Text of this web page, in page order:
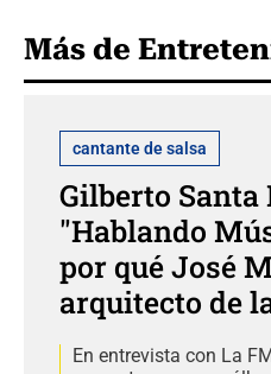
Más de
cantante de salsa
Gilberto Santa
"Hablando
por qué José
arquitecto de
En entrevista con La